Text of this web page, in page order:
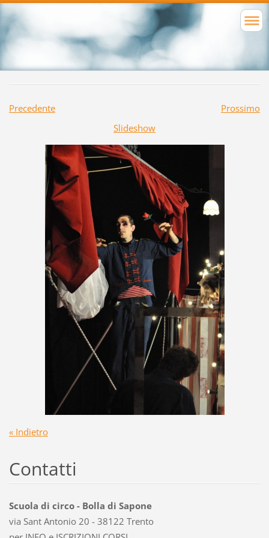
Precedente
Prossimo
Slideshow
« Indietro
Contatti
Scuola di circo - Bolla di Sapone
via Sant Antonio 20 - 38122 Trento